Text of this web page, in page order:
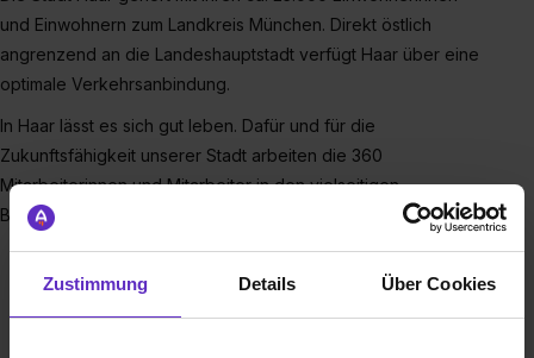
Zustimmung Details Über Cookies
und Einwohnern zum Landkreis München. Direkt östlich
angrenzend an die Landeshauptstadt verfügt Haar über eine
optimale Verkehrsanbindung.
In Haar lässt es sich gut leben. Dafür und für die
Zukunftsfähigkeit unserer Stadt arbeiten die 360
Mitarbeiterinnen und Mitarbeiter in den vielseitigen
Bereichen unserer Stadtverwaltung:
Rathaus
Bäder
Bauhof